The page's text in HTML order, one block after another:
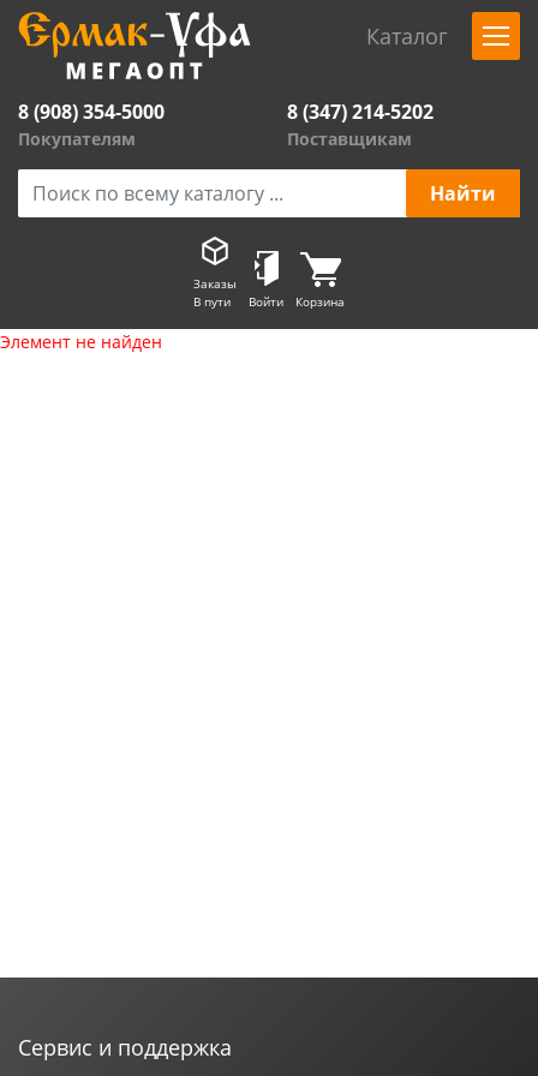
Каталог
8 (908) 354-5000
Покупателям
8 (347) 214-5202
Поставщикам
Заказы
В пути
Войти Корзина
Элемент не найден
Сервис и поддержка